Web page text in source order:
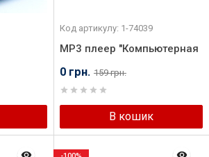
Код артикулу: 1-74039
MP3 плеер "Компьютерная
мышь Mini"
0 грн. 159 грн.
В кошик